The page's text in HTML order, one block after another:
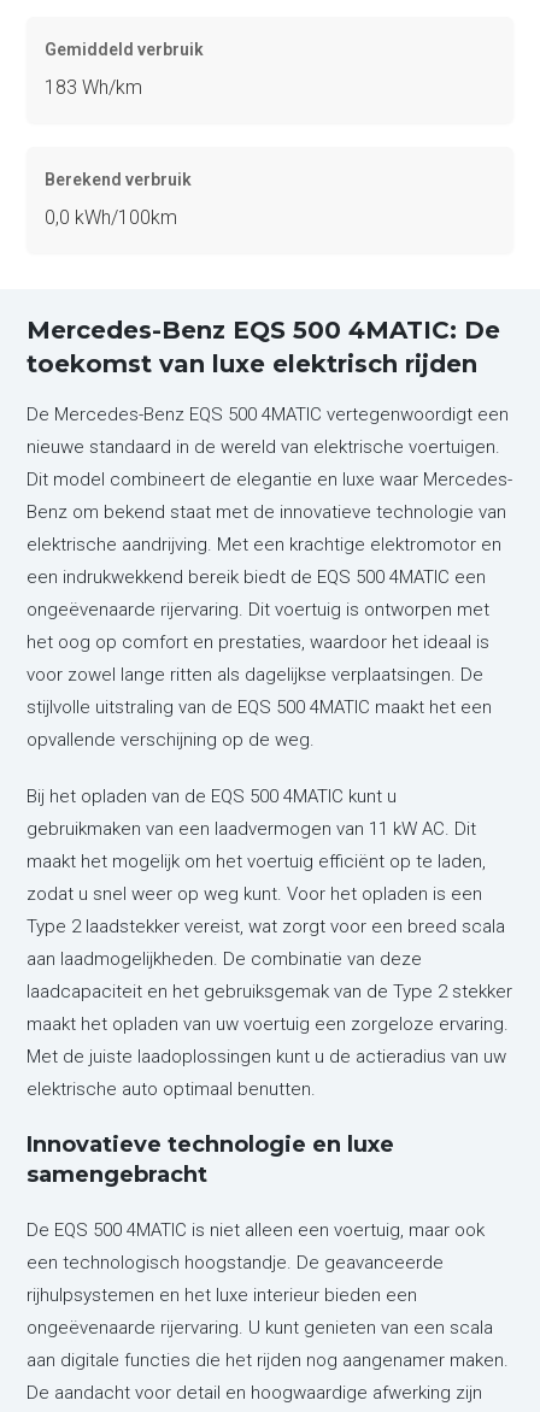
Gemiddeld verbruik
183 Wh/km
Berekend verbruik
0,0 kWh/100km
Mercedes-Benz EQS 500 4MATIC: De
toekomst van luxe elektrisch rijden
De Mercedes-Benz EQS 500 4MATIC vertegenwoordigt een
nieuwe standaard in de wereld van elektrische voertuigen.
Dit model combineert de elegantie en luxe waar Mercedes-
Benz om bekend staat met de innovatieve technologie van
elektrische aandrijving. Met een krachtige elektromotor en
een indrukwekkend bereik biedt de EQS 500 4MATIC een
ongeëvenaarde rijervaring. Dit voertuig is ontworpen met
het oog op comfort en prestaties, waardoor het ideaal is
voor zowel lange ritten als dagelijkse verplaatsingen. De
stijlvolle uitstraling van de EQS 500 4MATIC maakt het een
opvallende verschijning op de weg.
Bij het opladen van de EQS 500 4MATIC kunt u
gebruikmaken van een laadvermogen van 11 kW AC. Dit
maakt het mogelijk om het voertuig efficiënt op te laden,
zodat u snel weer op weg kunt. Voor het opladen is een
Type 2 laadstekker vereist, wat zorgt voor een breed scala
aan laadmogelijkheden. De combinatie van deze
laadcapaciteit en het gebruiksgemak van de Type 2 stekker
maakt het opladen van uw voertuig een zorgeloze ervaring.
Met de juiste laadoplossingen kunt u de actieradius van uw
elektrische auto optimaal benutten.
Innovatieve technologie en luxe
samengebracht
De EQS 500 4MATIC is niet alleen een voertuig, maar ook
een technologisch hoogstandje. De geavanceerde
rijhulpsystemen en het luxe interieur bieden een
ongeëvenaarde rijervaring. U kunt genieten van een scala
aan digitale functies die het rijden nog aangenamer maken.
De aandacht voor detail en hoogwaardige afwerking zijn